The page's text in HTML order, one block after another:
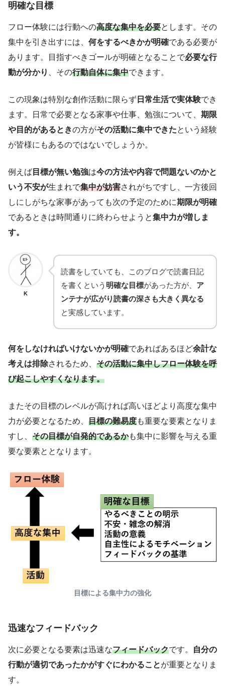
明確な目標
フロー体験には行動への高度な集中を必要とします。その
集中を引き出すには、 何をするべきかが明確である必要が
あります。目指すべきゴールが明確となることで必要な行
動が分かり 、その行動自体に集中できます。
この現象は特別な創作活動に限らず 日常生活で実体験でき
ます。日常で必要となる家事や仕事、勉強について、 期限
や目的があるときの方がその活動に集中できたという経験
が皆様にもあるのではないでしょうか。
例えば 目標が無い勉強は今の方法や内容で問題ないのかと
いう不安が生まれで集中が妨害されがちですし、一方後回
しにしがちな家事があっても次の予定のために期限が明確
であるときは時間通りに終わらせようと集中力が増しま
す。
K
読書をしていても、このブログで読書日記
を書くという 明確な目標があった方が、 ア
ンテナが広がり読書の深さも大きく異なる
と実感しています。
何をしなければいけないかが明確であればあるほど余計な
考えは排除されるため、 その活動に集中しフロー体験を呼
び起こしやすくなります。
またその目標のレベルが高ければ高いほどより高度な集中
力が必要となるため、 目標の難易度も重要な要素となりま
すし、 その目標が自発的であるかも集中に影響を与える重
要な要素ととなります。
目標による集中力の強化
迅速なフィードバック
次に必要となる要素は迅速なフィードバックです。
自分の
行動が適切であったかがすぐにわかることが重要となりま
す。